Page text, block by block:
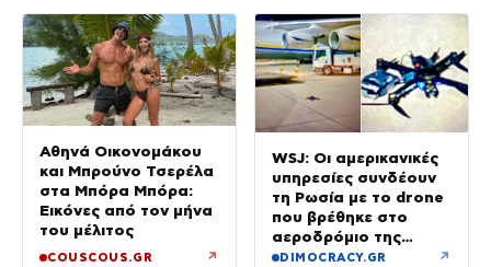
Αθηνά Οικονομάκου
και Μπρούνο Τσερέλα
στα Μπόρα Μπόρα:
Εικόνες από τον μήνα
του μέλιτος
COUSCOUS.GR ↗
WSJ: Οι αμερικανικές
υπηρεσίες συνδέουν
τη Ρωσία με το drone
που βρέθηκε στο
αεροδρόμιο της
Λειψίας
DIMOCRACY.GR ↗